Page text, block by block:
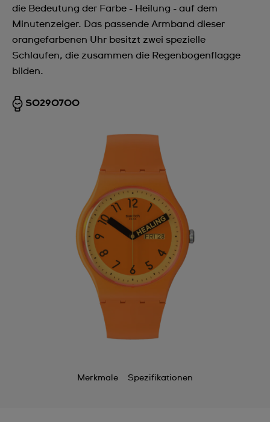
die Bedeutung der Farbe - Heilung - auf dem
Minutenzeiger. Das passende Armband dieser
orangefarbenen Uhr besitzt zwei spezielle
Schlaufen, die zusammen die Regenbogenflagge
bilden.
SO29O700
Merkmale Spezifikationen